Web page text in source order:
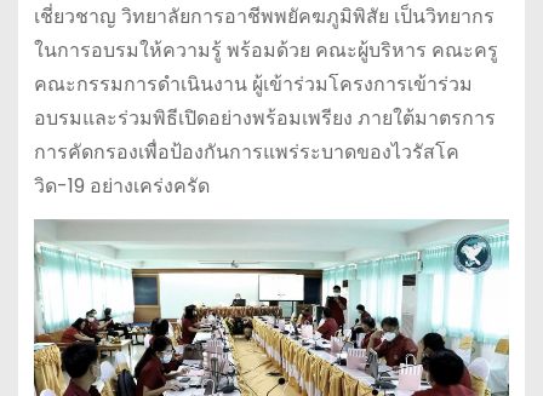
เชี่ยวชาญ วิทยาลัยการอาชีพพยัคฆภูมิพิสัย เป็นวิทยากร
ในการอบรมให้ความรู้ พร้อมด้วย คณะผู้บริหาร คณะครู
คณะกรรมการดำเนินงาน ผู้เข้าร่วมโครงการเข้าร่วม
อบรมและร่วมพิธีเปิดอย่างพร้อมเพรียง ภายใต้มาตรการ
การคัดกรองเพื่อป้องกันการแพร่ระบาดของไวรัสโค
วิด-19 อย่างเคร่งครัด